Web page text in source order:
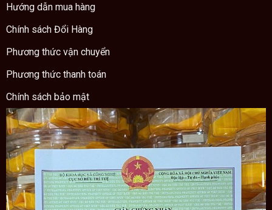
Hướng dẫn mua hàng
Chính sách Đổi Hàng
Phương thức vận chuyển
Phương thức thanh toán
Chính sách bảo mật